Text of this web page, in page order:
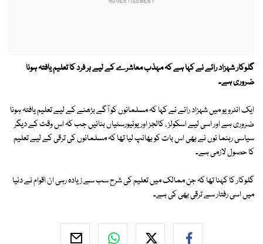
گلوکار شہزاد رائے نے کہا ہے کہ مہذب معاشرے کے لیے ہر فرد کا تعلیم یافتہ ہونا
ضروری ہے۔
ایک انٹرویو میں شہزاد رائے نے کہا کہ مسلمانوں کو آگے بڑھنے کے لیے تعلیم یافتہ ہونا
ضروری ہے اور اسی لیے اسکولز ، کالجز اور یونیورسٹیاں بنائیں جب کہ اس وقت کے دیگر
سیاسی رہنما ئوں نے بھی اس بات کو بھانپ لیا تھا کہ مسلمانوں کی ترقی کے لیے تعلیم
کا حصول لازمی ہے۔
گلوکار کا کہنا تھا کہ جن ممالک میں تعلیم کی شرح سب سے زیادہ رہی ان اقوام نے دنیا
میں اسی رفتار سے ترقی بھی کی ہے۔